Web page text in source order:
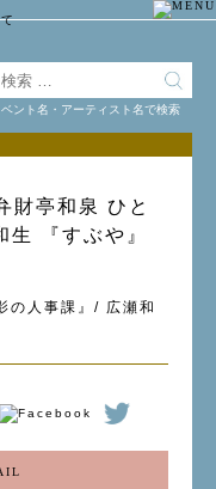
財亭和泉 ひと
『すぶや』
の人事課』/ 広瀬和
ベント名・アーティスト名で検索